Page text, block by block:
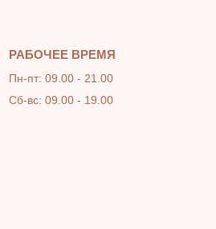
РАБОЧЕЕ ВРЕМЯ
Пн-пт: 09.00 - 21.00
Сб-вс: 09.00 - 19.00